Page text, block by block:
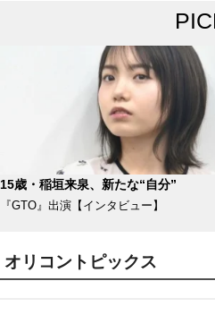
15歳・稲垣来泉、新たな“自分”
『GTO』出演【インタビュー】
オリコントピックス